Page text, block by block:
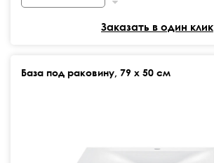
Заказать в один клик
База под раковину, 79 х 50 см